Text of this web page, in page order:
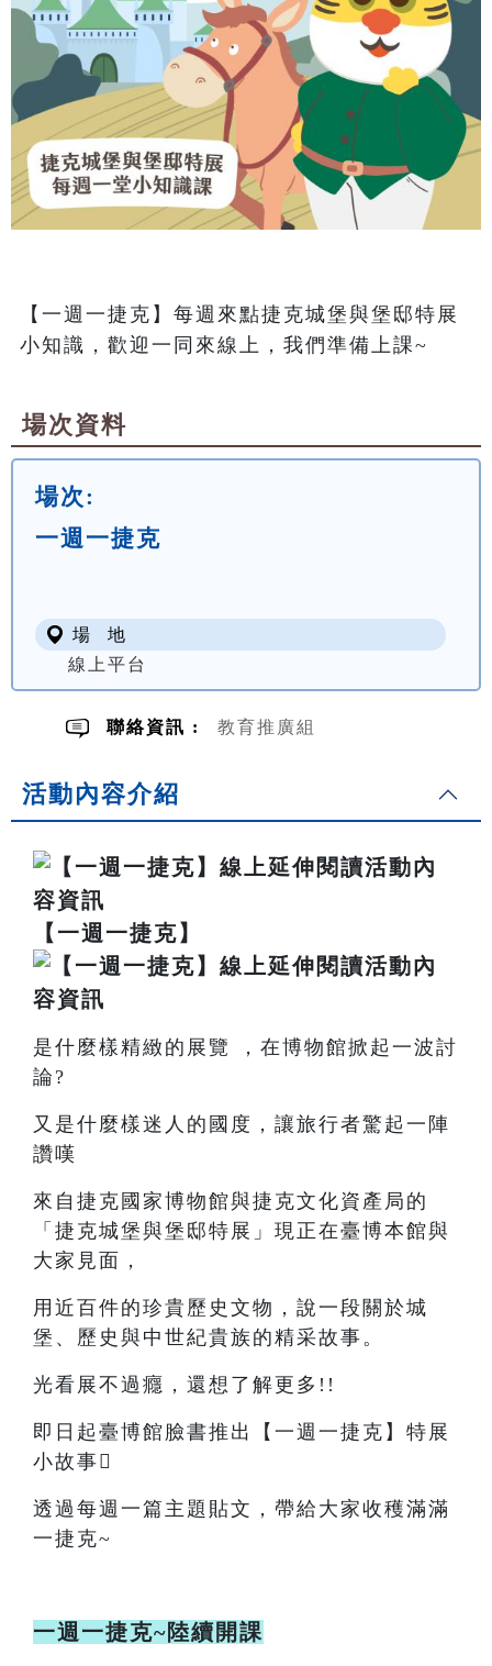
【一週一捷克】每週來點捷克城堡與堡邸特展
小知識，歡迎一同來線上，我們準備上課~
場次資料
場次:
一週一捷克
場 地
線上平台
聯絡資訊 : 教育推廣組
活動內容介紹
【 一週一捷克】
是什麼樣精緻的展覽 ，在博物館掀起一波討
論?
又是什麼樣迷人的國度，讓旅行者驚起一陣
讚嘆
來自捷克國家博物館與捷克文化資產局的
「捷克城堡與堡邸特展」現正在臺博本館與
大家見面，
用近百件的珍貴歷史文物，說一段關於城
堡、歷史與中世紀貴族的精采故事。
光看展不過癮，還想了解更多!!
即日起臺博館臉書推出【一週一捷克】特展
小故事
透過每週一篇主題貼文，帶給大家收穫滿滿
一捷克~
一週一捷克~陸續開課